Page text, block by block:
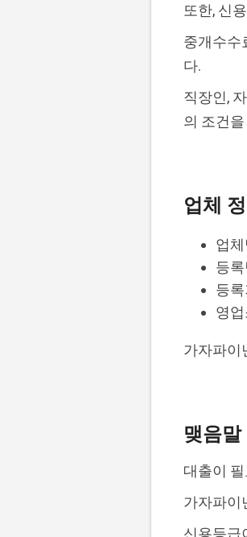
또한, 신
중개수수
다.
직장인,
의 조건
업체
업
등
등
영
가자파이
맺음말
대출이
가자파이
신용등급